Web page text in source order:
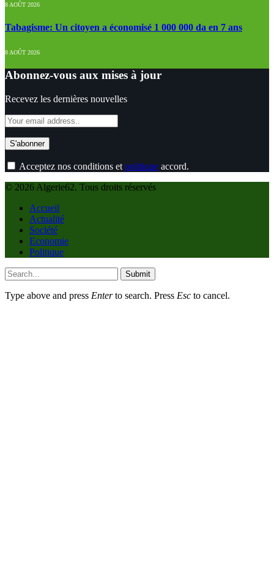
8 AOÛT 2026
Tabagisme: Un citoyen a économisé 1 000 000 da en 7 ans
8 AOÛT 2026
Abonnez-vous aux mises à jour
Recevez les dernières nouvelles
Acceptez nos conditions et politique accord.
© 2026 Algerie62. Tous droits réservés
Accueil
Actualité
Société
Economie
Politique
Submit
Type above and press Enterto search. Press Esc to cancel.